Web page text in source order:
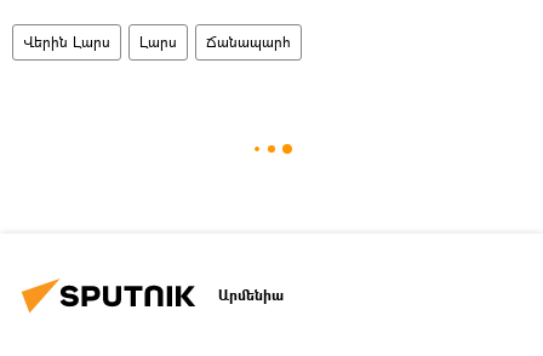
Վերին Լարս Լարս Ճանապարհ
Արմենիա